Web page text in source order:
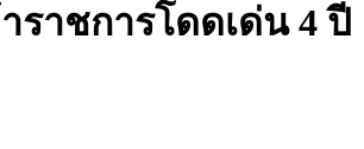
ราชการโดดเด่น 4 ปี